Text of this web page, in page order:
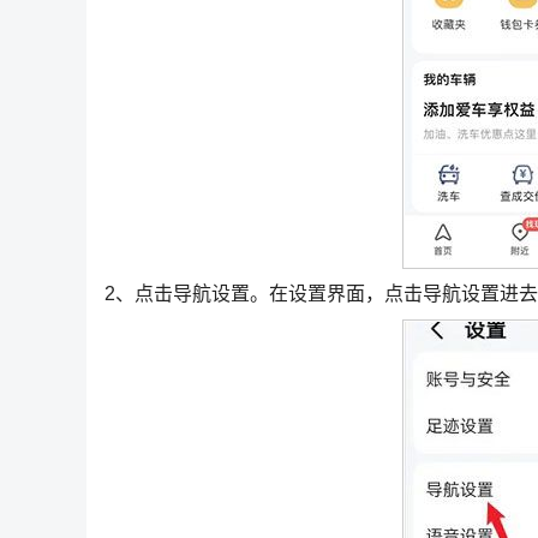
2、点击导航设置。在设置界面，点击导航设置进